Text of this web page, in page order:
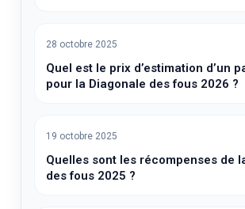
28 octobre 2025
Quel est le prix d’estimation d’un
pour la Diagonale des fous 2026 ?
19 octobre 2025
Quelles sont les récompenses de
des fous 2025 ?